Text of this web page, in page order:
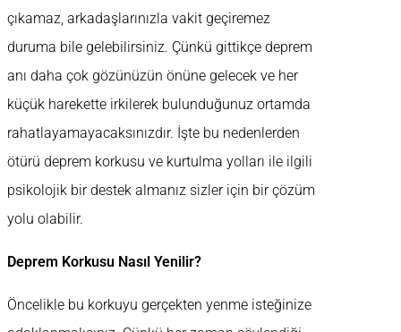
çıkamaz, arkadaşlarınızla vakit geçiremez
duruma bile gelebilirsiniz. Çünkü gittikçe deprem
anı daha çok gözünüzün önüne gelecek ve her
küçük harekette irkilerek bulunduğunuz ortamda
rahatlayamayacaksınızdır. İşte bu nedenlerden
ötürü deprem korkusu ve kurtulma yolları ile ilgili
psikolojik bir destek almanız sizler için bir çözüm
yolu olabilir.
Deprem Korkusu Nasıl Yenilir?
Öncelikle bu korkuyu gerçekten yenme isteğinize